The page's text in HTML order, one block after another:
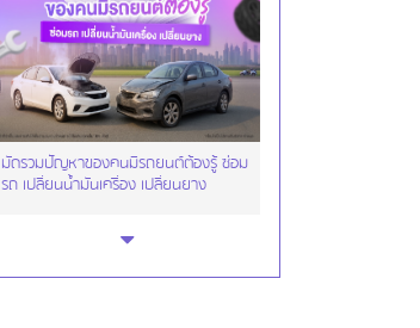
มัดรวมปัญหาของคนมีรถยนต์ต้องรู้ ซ่อม
รถ เปลี่ยนน้ำมันเครื่อง เปลี่ยนยาง